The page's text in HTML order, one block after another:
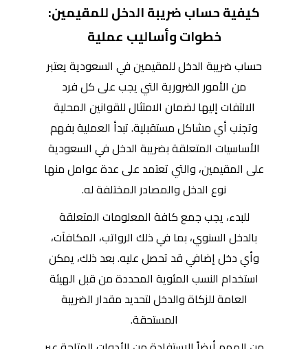
كيفية حساب ضريبة الدخل للمقيمين:
خطوات وأساليب عملية
حساب ضريبة الدخل للمقيمين في السعودية يعتبر
من الأمور الضرورية التي يجب على كل فرد
الالتفات إليها لضمان الامتثال للقوانين المحلية
وتجنب أي مشاكل مستقبلية. تبدأ العملية بفهم
الأساسيات المتعلقة بضريبة الدخل في السعودية
على المقيمين، والتي تعتمد على عدة عوامل منها
نوع الدخل والمصادر المختلفة له.
للبدء، يجب جمع كافة المعلومات المتعلقة
بالدخل السنوي، بما في ذلك الرواتب، المكافآت،
وأي دخل إضافي قد تحصل عليه. بعد ذلك، يمكن
استخدام النسب المئوية المحددة من قبل الهيئة
العامة للزكاة والدخل لتحديد مقدار الضريبة
المستحقة.